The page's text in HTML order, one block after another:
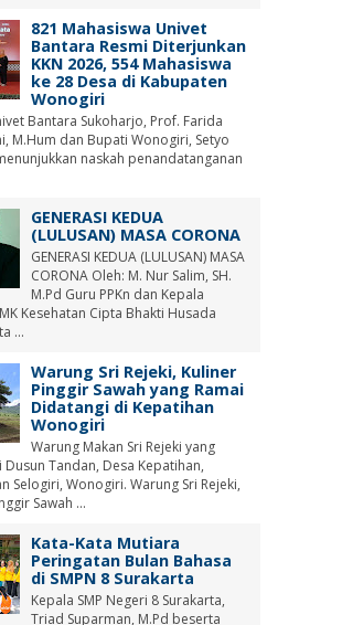
821 Mahasiswa Univet
Bantara Resmi Diterjunkan
KKN 2026, 554 Mahasiswa
ke 28 Desa di Kabupaten
Wonogiri
Bantara Sukoharjo, Prof. Farida
M.Hum dan Bupati Wonogiri, Setyo
naskah penandatanganan
GENERASI KEDUA
(LULUSAN) MASA CORONA
GENERASI KEDUA (LULUSAN) MASA
CORONA Oleh: M. Nur Salim, SH.
M.Pd Guru PPKn dan Kepala
Kesehatan Cipta Bhakti Husada
...
Warung Sri Rejeki, Kuliner
Pinggir Sawah yang Ramai
Didatangi di Kepatihan
Wonogiri
Warung Makan Sri Rejeki yang
Tandan, Desa Kepatihan,
Selogiri, Wonogiri. Warung Sri Rejeki,
Sawah ...
Kata-Kata Mutiara
Peringatan Bulan Bahasa
di SMPN 8 Surakarta
Kepala SMP Negeri 8 Surakarta,
Triad Suparman, M.Pd beserta